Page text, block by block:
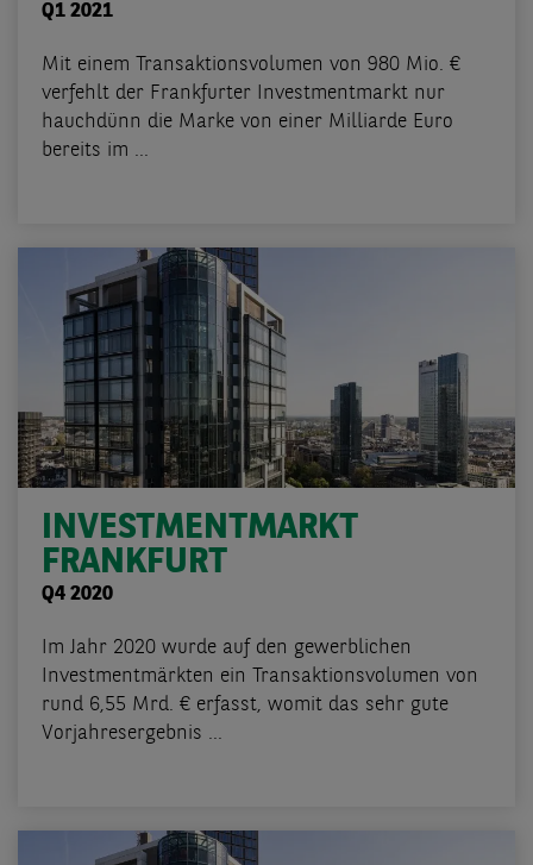
Q1 2021
Mit einem Transaktionsvolumen von 980 Mio. €
verfehlt der Frankfurter Investmentmarkt nur
hauchdünn die Marke von einer Milliarde Euro
bereits im ...
INVESTMENTMARKT
FRANKFURT
Q4 2020
Im Jahr 2020 wurde auf den gewerblichen
Investmentmärkten ein Transaktionsvolumen von
rund 6,55 Mrd. € erfasst, womit das sehr gute
Vorjahresergebnis ...